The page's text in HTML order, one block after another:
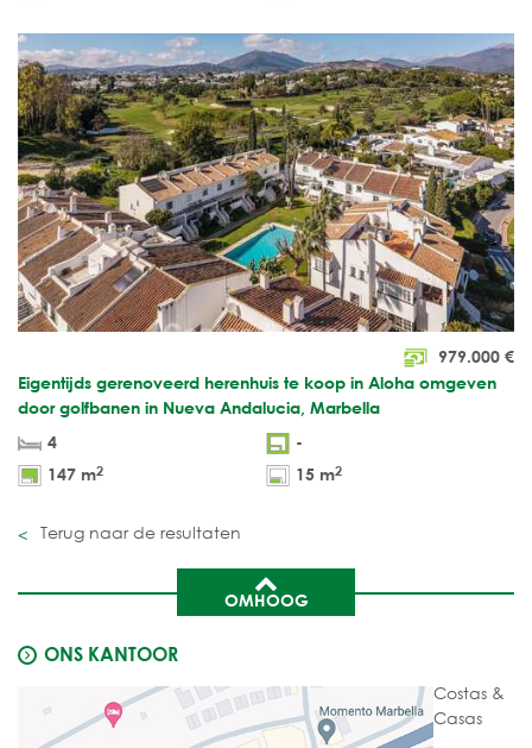
979.000 €
Eigentijds gerenoveerd herenhuis te koop in Aloha omgeven
door golfbanen in Nueva Andalucia, Marbella
4
-
147 m2 15 m2
Terug naar de resultaten
OMHOOG
ONS KANTOOR
Costas &
Casas